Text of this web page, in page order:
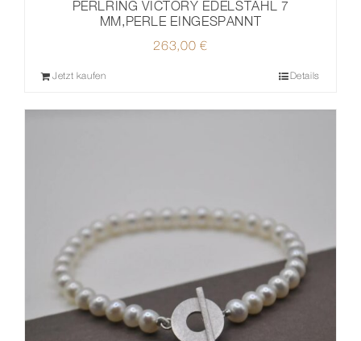
PERLRING VICTORY EDELSTAHL 7
MM,PERLE EINGESPANNT
263,00 €
Jetzt kaufen Details